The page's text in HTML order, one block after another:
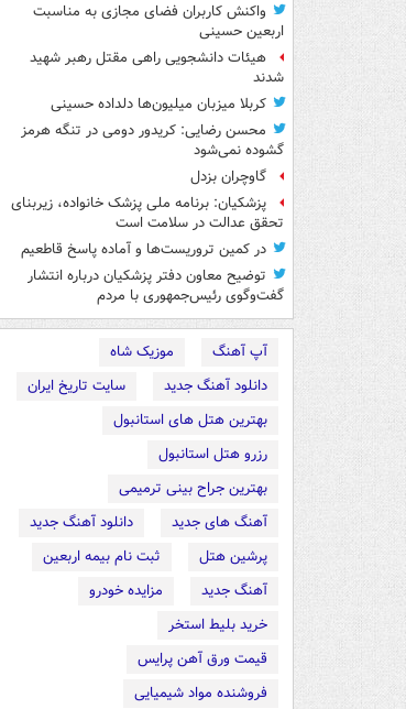
واکنش کاربران فضای مجازی به مناسبت
اربعین حسینی
هیئات دانشجویی راهی مقتل رهبر شهید
شدند
کربلا میزبان میلیون‌ها دلداده حسینی
محسن رضایی: کریدور دومی در تنگه هرمز
گشوده نمی‌شود
گاوچران بزدل
پزشکیان: برنامه ملی پزشک خانواده، زیربنای
تحقق عدالت در سلامت است
در کمین تروریست‌ها و آماده پاسخ قاطعیم
توضیح معاون دفتر پزشکیان درباره انتشار
گفت‌وگوی رئیس‌جمهوری با مردم
آپ آهنگ
موزیک شاه
دانلود آهنگ جدید
سایت تاریخ ایران
بهترین هتل های استانبول
رزرو هتل استانبول
بهترین جراح بینی ترمیمی
آهنگ های جدید
دانلود آهنگ جدید
پرشین هتل
ثبت نام بیمه اربعین
آهنگ جدید
مزایده خودرو
خرید بلیط استخر
قیمت ورق آهن پرایس
فروشنده مواد شیمیایی